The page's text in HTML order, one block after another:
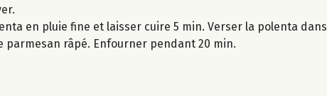
en pluie fine et laisser cuire 5 min. Verser la polenta dans
râpé. Enfourner pendant 20 min.